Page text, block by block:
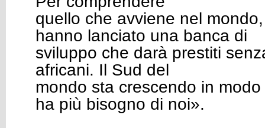
quello che avviene nel
hanno lanciato una banca di
sviluppo che darà prestiti
africani. Il Sud del
mondo sta crescendo in
ha più bisogno di noi».